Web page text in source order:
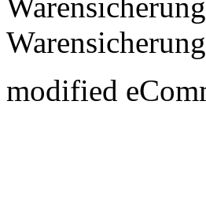
modified